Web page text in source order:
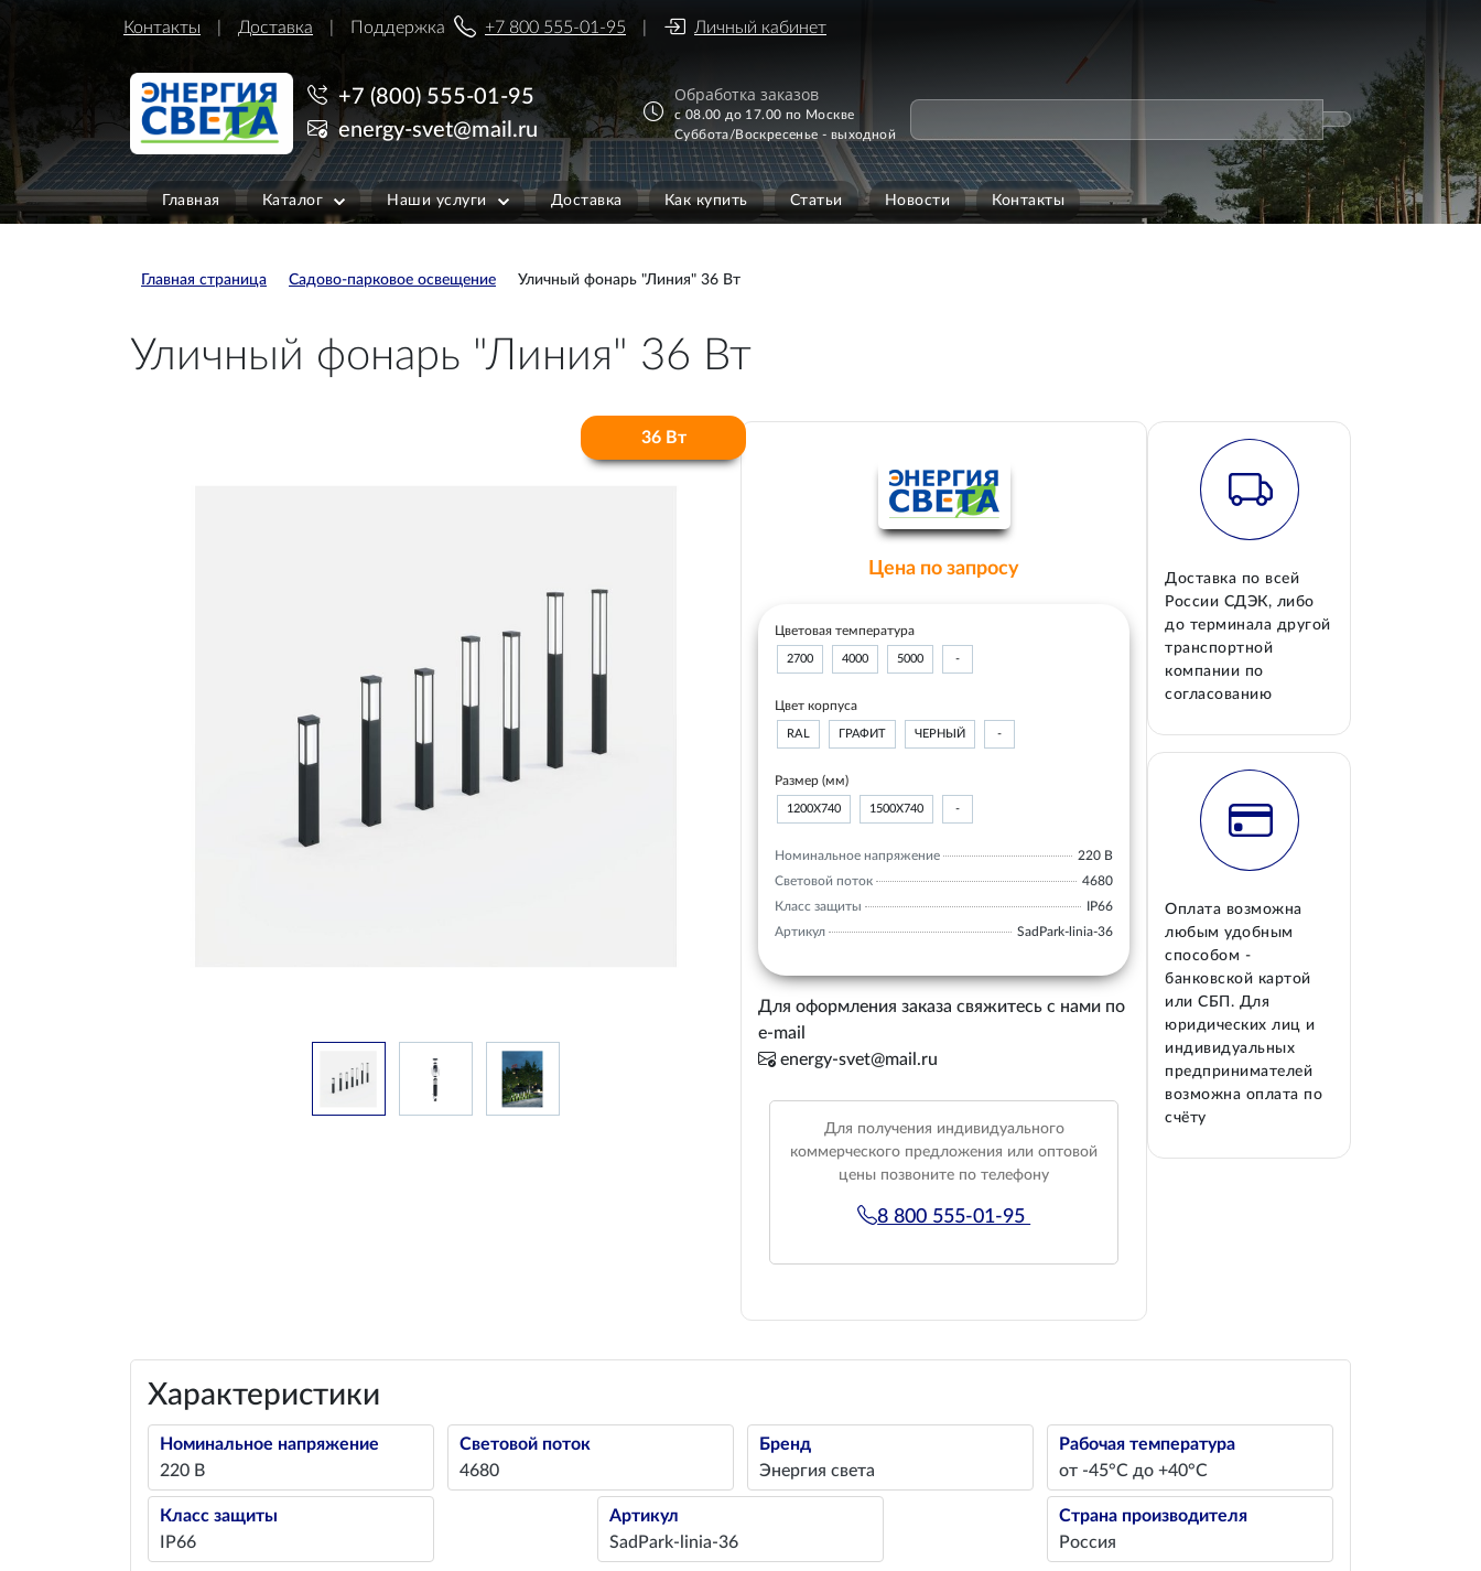
Контакты Доставка Поддержка +7 800 555-01-95 Личный кабинет
+7 (800) 555-01-95
energy-svet@mail.ru
Обработка заказов
с 08.00 до 17.00 по Москве
Суббота/Воскресенье - выходной
Главная Каталог Наши услуги Доставка Как купить Статьи Новости Контакты
Главная страница Садово-парковое освещение Уличный фонарь "Линия" 36 Вт
Уличный фонарь "Линия" 36 Вт
36 Вт
Цена по запросу
Цветовая температура
2700 4000 5000 -
Цвет корпуса
RAL ГРАФИТ ЧЕРНЫЙ -
Размер (мм)
1200Х740 1500Х740 -
Номинальное напряжение
220 В
Световой поток
4680
Класс защиты
IP66
Артикул
SadPark-linia-36
Для оформления заказа свяжитесь с нами по
e-mail
energy-svet@mail.ru
Для получения индивидуального
коммерческого предложения или оптовой
цены позвоните по телефону
8 800 555-01-95
Доставка по всей
России СДЭК, либо
до терминала другой
транспортной
компании по
согласованию
Оплата возможна
любым удобным
способом -
банковской картой
или СБП. Для
юридических лиц и
индивидуальных
предпринимателей
возможна оплата по
счёту
Характеристики
Номинальное напряжение
220 В
Световой поток
4680
Бренд
Энергия света
Рабочая температура
от -45°С до +40°С
Класс защиты
IP66
Артикул
SadPark-linia-36
Страна производителя
Россия